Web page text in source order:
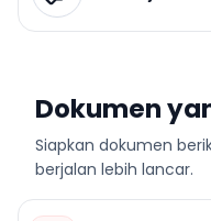
Dokumen
Siapkan dokumen
berjalan lebih lancar.